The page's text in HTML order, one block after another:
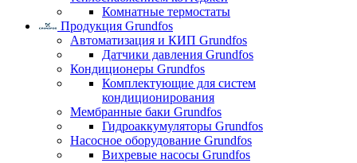
Комнатные термостаты
Продукция Grundfos
Автоматизация и КИП Grundfos
Датчики давления Grundfos
Кондиционеры Grundfos
Комплектующие для систем
кондиционирования
Мембранные баки Grundfos
Гидроаккумуляторы Grundfos
Насосное оборудование Grundfos
Вихревые насосы Grundfos